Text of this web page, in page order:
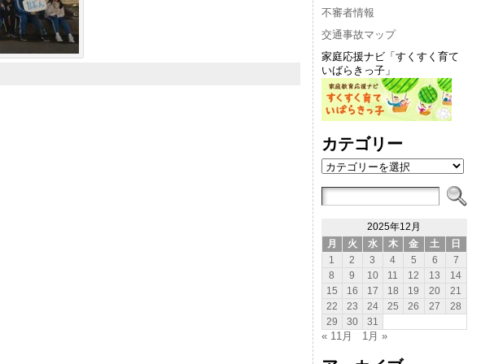
不審者情報
交通事故マップ
家庭応援ナビ「すくすく育て
いばらきっ子」
カテゴリー
カ
テ
ゴ
2025年12月
月
火 水 木 金 土
日
1
2 3 4 5 6
7
8
9 10 11 12 13
14
15
16 17 18 19 20
21
22
23 24 25 26 27
28
29
30 31
« 11月 1月 »